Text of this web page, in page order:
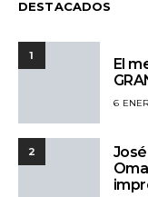
DESTACADOS
1
El
6
2